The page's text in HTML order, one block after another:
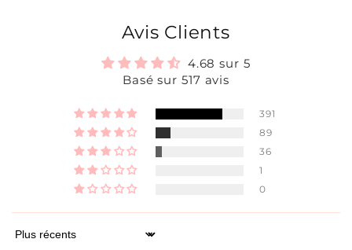
Avis Clients
4.68 sur 5
Basé sur 517 avis
391
89
36
1
0
Sort by